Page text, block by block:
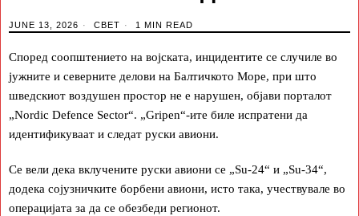
JUNE 13, 2026 СВЕТ 1 MIN READ
Според соопштението на војската, инцидентите се случиле во
јужните и северните делови на Балтичкото Море, при што
шведскиот воздушен простор не е нарушен, објави порталот
„Nordic Defence Sector“. „Gripen“-ите биле испратени да
идентификуваат и следат руски авиони.
Се вели дека вклучените руски авиони се „Su-24“ и „Su-34“,
додека сојузничките борбени авиони, исто така, учествувале во
операцијата за да се обезбеди регионот.